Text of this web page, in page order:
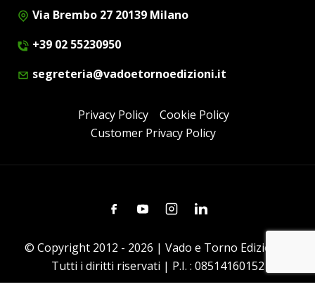
Via Brembo 27 20139 Milano
+39 02 55230950
segreteria@vadoetornoedizioni.it
Privacy Policy
Cookie Policy
Customer Privacy Policy
FacebookYoutubeInstagramLinkedin
© Copyright 2012 - 2026 | Vado e Torno Edizioni |
Tutti i diritti riservati | P.I. : 08514160152